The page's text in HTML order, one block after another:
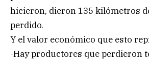
hicieron, dieron 135 kilómetros
perdido.
Y el valor económico que esto
-Hay productores que perdieron